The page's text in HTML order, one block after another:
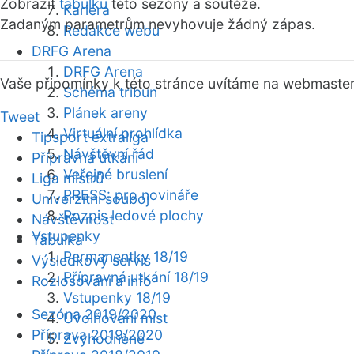
Kariéra
Redakce webu
DRFG Arena
DRFG Arena
Schéma tribun
Plánek areny
Virtuální prohlídka
Návštěvní řád
Veřejné bruslení
PRESS: pro novináře
Rozpis ledové plochy
Vstupenky
Permanentky 18/19
Přípravná utkání 18/19
Vstupenky 18/19
Uvolňování míst
Zvýhodněné
Zobrazit tabulku této sezóny a soutěže.
Zadaným parametrům nevyhovuje žádný zápas.
Vaše připomínky k této stránce uvítáme na webmaster
Tweet
Tipsport extraliga
Přípravná utkání
Liga mistrů
Univerzitní souboj
Návštěvnost
Tabulka
Výsledkový servis
Rozlosování a info
Sezóna 2019/2020
Příprava 2019/2020